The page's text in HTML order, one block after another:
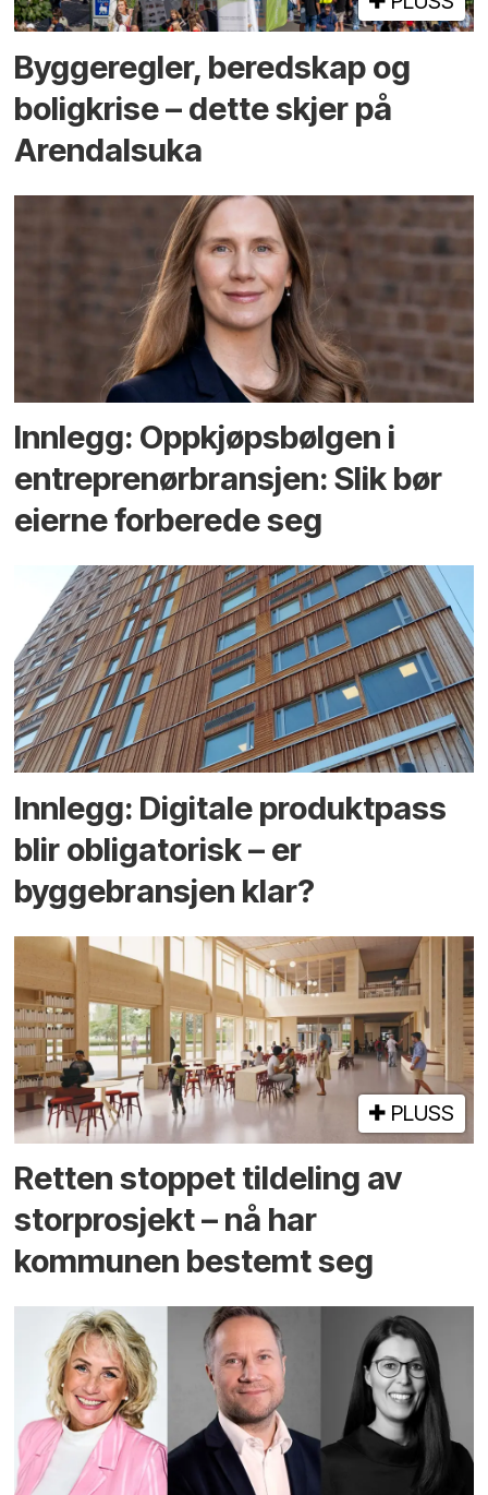
Bygge­regler, beredskap og
bolig­krise – dette skjer på
Arendals­uka
Innlegg: Oppkjøps­bølgen i
entreprenør­bransjen: Slik bør
eierne forberede seg
Innlegg: Digitale produktpass
blir obligatorisk – er
byggebransjen klar?
PLUSS
Retten stoppet tildeling av
storprosjekt – nå har
kommunen bestemt seg